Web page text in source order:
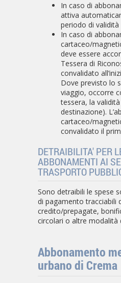
In caso di
attiva
periodo di validità
In caso di
cartaceo/
deve essere
Tessera di
convalidato
Dove previsto lo
viaggio, occorre
tessera, la
destinazione).
cartaceo/
convalidato il
DETRAIBILITA' PER
ABBONAMENTI AI
TRASPORTO
Sono detraibili le spese
di pagamento tracciabili
credito/prepagate,
circolari o altre modalità
Abbonamento
urbano di Crema